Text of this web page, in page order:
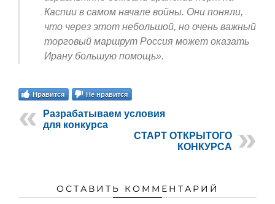
Каспии в самом начале войны. Они поняли,
что через этот небольшой, но очень важный
торговый маршрут Россия может оказать
Ирану большую помощь».
Нравится Не нравится
Разрабатываем условия
для конкурса
СТАРТ ОТКРЫТОГО
КОНКУРСА
ОСТАВИТЬ КОММЕНТАРИЙ